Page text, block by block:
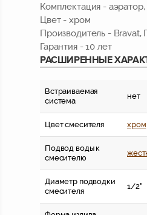
Комплектация -
Цвет - хром
Производитель - Bravat,
Гарантия - 10 лет
РАСШИРЕННЫЕ
Встраиваемая
система
нет
Цвет смесителя хром
Подвод воды к
смесителю
Диаметр подводки
смесителя
1/2''